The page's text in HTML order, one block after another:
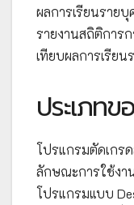
ผลการเรียนราย
รายงานสถิติการ
เทียบผลการเรียน
ประเภท
โปรแกรมตัดเกร
ลักษณะการใช้งา
โปรแกรมแบบ